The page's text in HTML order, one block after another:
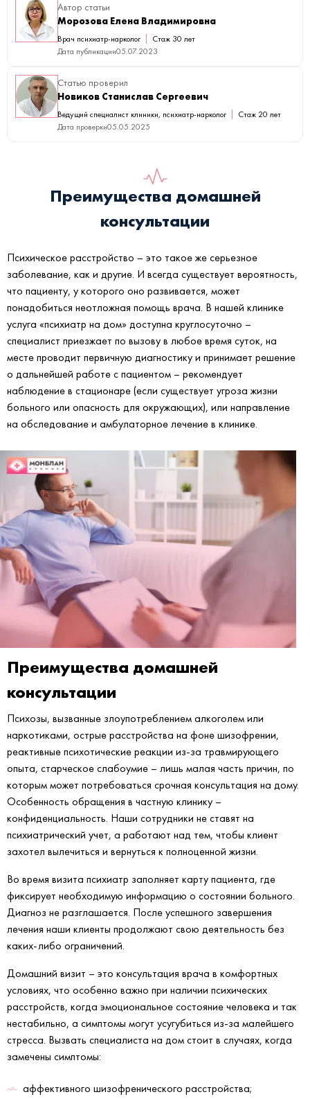
Автор статьи
Морозова Елена Владимировна
Врач психиатр-нарколог
Стаж 30 лет
Дата публикации05.07.2023
Статью проверил
Новиков Станислав Сергеевич
Ведущий специалист клиники, психиатр-нарколог
Стаж 20 лет
Дата проверки05.05.2025
Преимущества домашней
консультации
Психическое расстройство – это такое же серьезное
заболевание, как и другие. И всегда существует вероятность,
что пациенту, у которого оно развивается, может
понадобиться неотложная помощь врача. В нашей клинике
услуга «психиатр на дом» доступна круглосуточно –
специалист приезжает по вызову в любое время суток, на
месте проводит первичную диагностику и принимает решение
о дальнейшей работе с пациентом – рекомендует
наблюдение в стационаре (если существует угроза жизни
больного или опасность для окружающих), или направление
на обследование и амбулаторное лечение в клинике.
Преимущества домашней
консультации
Психозы, вызванные злоупотреблением алкоголем или
наркотиками, острые расстройства на фоне шизофрении,
реактивные психотические реакции из-за травмирующего
опыта, старческое слабоумие – лишь малая часть причин, по
которым может потребоваться срочная консультация на дому.
Особенность обращения в частную клинику –
конфиденциальность. Наши сотрудники не ставят на
психиатрический учет, а работают над тем, чтобы клиент
захотел вылечиться и вернуться к полноценной жизни.
Во время визита психиатр заполняет карту пациента, где
фиксирует необходимую информацию о состоянии больного.
Диагноз не разглашается. После успешного завершения
лечения наши клиенты продолжают свою деятельность без
каких-либо ограничений.
Домашний визит – это консультация врача в комфортных
условиях, что особенно важно при наличии психических
расстройств, когда эмоциональное состояние человека и так
нестабильно, а симптомы могут усугубиться из-за малейшего
стресса. Вызвать специалиста на дом стоит в случаях, когда
замечены симптомы:
аффективного шизофренического расстройства;